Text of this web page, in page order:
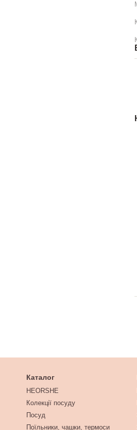
Каталог
HEORSHE
Колекції посуду
Посуд
Поїльники, чашки, термоси